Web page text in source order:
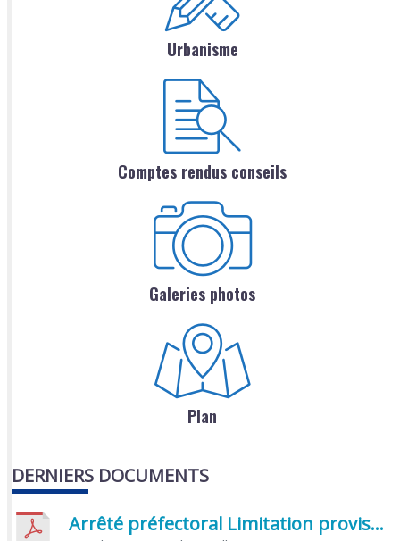
Urbanisme
Comptes rendus conseils
Galeries photos
Plan
DERNIERS DOCUMENTS
Arrêté préfectoral Limitation provisoire des usages de l’eau